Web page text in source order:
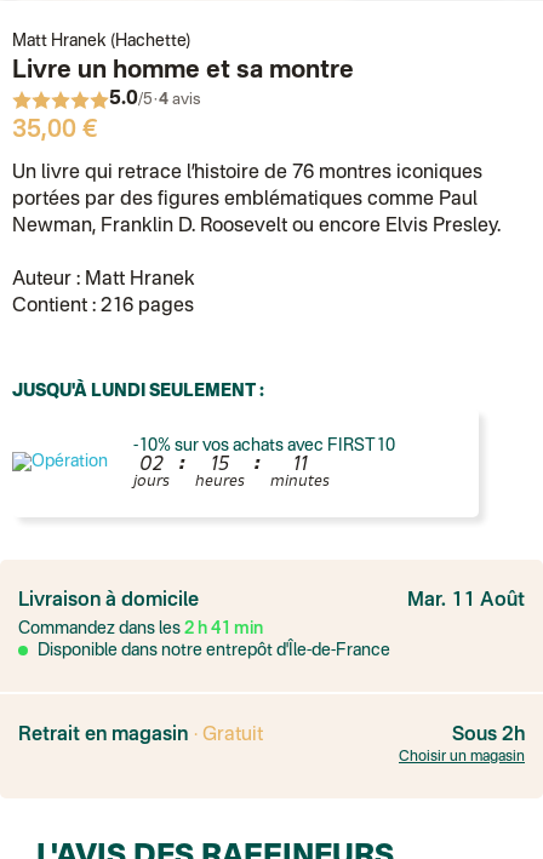
Matt Hranek (Hachette)
Livre un homme et sa montre
5.0/5·4 avis
35,00 €
Un livre qui retrace l’histoire de 76 montres iconiques
portées par des figures emblématiques comme Paul
Newman, Franklin D. Roosevelt ou encore Elvis Presley.
Auteur : Matt Hranek
Contient : 216 pages
JUSQU'À LUNDI SEULEMENT :
-10% sur vos achats avec FIRST10
02
jours
: 15
heures
: 11
minutes
Colissimo suivi
Point relais rapide
Transport Express
Lettre prioritaire
Livraison TNT (expédition par Salty design )
Point relais Express (commerçant ou bureau de poste) : Point
Livraison à domicile Mar. 11 Août
Commandez dans les 2 h 41 min
Disponible dans notre entrepôt d'Île-de-France
Retrait en magasin · Gratuit Sous 2h
Choisir un magasin